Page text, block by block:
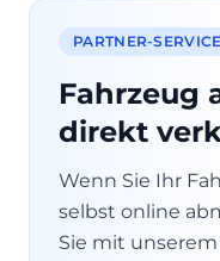
PARTNER-
Fahrzeug
direkt
Wenn Sie Ihr
selbst online
Sie mit